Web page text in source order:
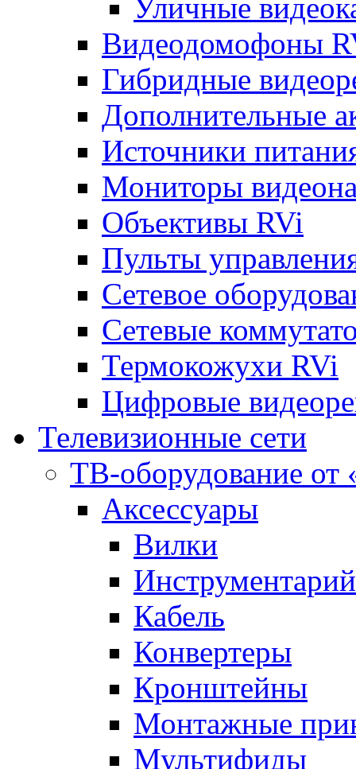
Уличные
Видеодомофоны
Гибридные
Дополнительные
Источники
Мониторы
Объективы RVi
Пульты
Сетевое
Сетевые
Термокожухи RVi
Цифровые
Телевизионные сети
ТВ-оборудование от
Аксесcуары
Вилки
Инструментарий
Кабель
Конвертеры
Кронштейны
Монтажные
Мультифиды